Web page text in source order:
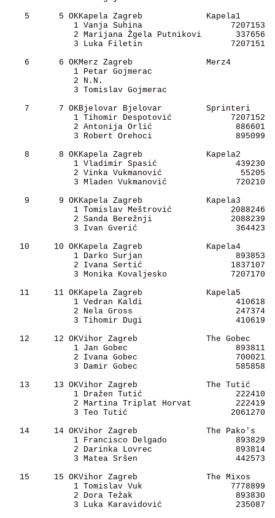
5      5 OKKapela Zagreb
              1 Vanja Suhina                  7207153
              2 Marijana Žgela Putnikovi       337656
              3 Luka Filetin                  7207151
6      6 OKMerz Zagreb               Merz4
              1 Petar Gojmerac
              2 N.N.
              3 Tomislav Gojmerac
7      7 OKBjelovar Bjelovar
              1 Tihomir Despotović            7207152
              2 Antonija Orlić                 886601
              3 Robert Orehoci                 895099
8      8 OKKapela Zagreb
              1 Vladimir Spasić                439230
              2 Vinka Vukmanović                55205
              3 Mladen Vukmanović              720210
9      9 OKKapela Zagreb
              1 Tomislav Meštrović            2088246
              2 Sanda Berežnji                2088239
              3 Ivan Gverić                    364423
10     10 OKKapela Zagreb
              1 Darko Surjan                   893853
              2 Ivana Sertić                  1837107
              3 Monika Kovaljesko             7207170
11     11 OKKapela Zagreb
              1 Vedran Kaldi                   410618
              2 Nela Gross                     247374
              3 Tihomir Dugi                   410619
12     12 OKVihor Zagreb              The
              1 Jan Gobec                      893811
              2 Ivana Gobec                    700021
              3 Damir Gobec                    585858
13     13 OKVihor Zagreb              The
              1 Dražen Tutić                   222410
              2 Martina Triplat Horvat         222419
              3 Teo Tutić                     2061270
14     14 OKVihor Zagreb              The
              1 Francisco Delgado              893829
              2 Darinka Lovrec                 893814
              3 Matea Sršen                    442573
15     15 OKVihor Zagreb              The
              1 Tomislav Vuk                  7778899
              2 Dora Težak                     893830
              3 Luka Karavidović               235087